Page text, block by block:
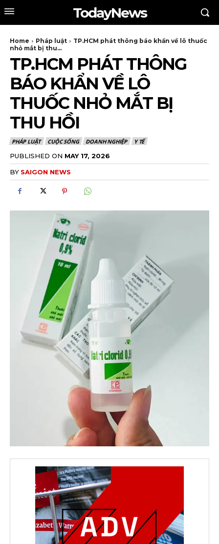
TodayNews
Home Pháp luật
TP.HCM phát thông báo khẩn về lô thuốc
nhỏ mắt bị thu...
TP.HCM PHÁT THÔNG
BÁO KHẨN VỀ LÔ
THUỐC NHỎ MẮT BỊ
THU HỒI
PHÁP LUẬT CUỘC SỐNG DOANH NGHIỆP Y TẾ
PUBLISHED ON MAY 17, 2026
BY SAIGON NEWS